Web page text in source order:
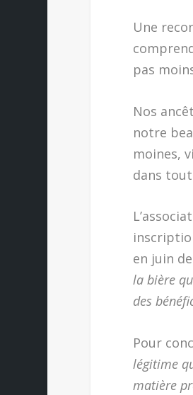
Une
pas
Nos
notre
moines,
dans
en juin
la bière
des
Pour
légitime
matière